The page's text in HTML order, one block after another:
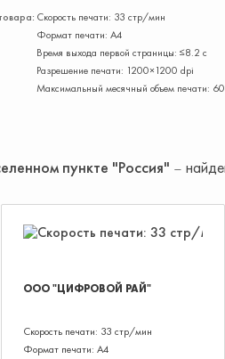
Скорость печати: 33 стр/мин
Формат печати: А4
Время выхода первой страницы: ≤8.2 с
Разрешение печати: 1200×1200 dpi
Максимальный месячный объем печати:
пункте "Россия"
ООО "ЦИФРОВОЙ РАЙ"
Скорость печати: 33 стр/мин
Формат печати: А4